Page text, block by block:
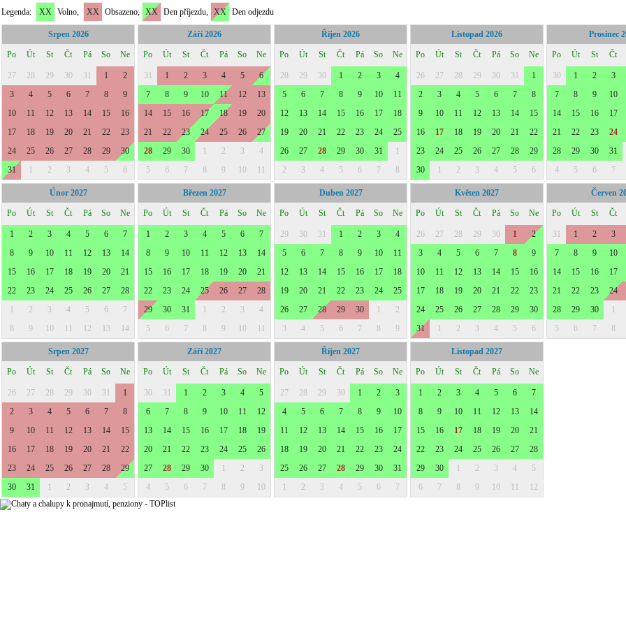
Legenda: XX Volno, XX Obsazeno, XX Den příjezdu, XX Den odjezdu
Srpen 2026
Po Út St Čt Pá So Ne
27 28 29 30 31 1
2
3
4 5 6 7 8
9
10
11 12 13 14 15
16
17
18 19 20 21 22
23
24
25 26 27 28 29
30
31
1 2 3 4 5 6
Září 2026
Po Út St Čt Pá So Ne
31 1 2 3 4 5
6
7
8 9 10 11 12
13
14
15 16 17 18 19
20
21
22 23 24 25 26
27
28
29 30 1 2 3
4
5
6 7 8 9 10 11
Říjen 2026
Po Út St Čt Pá So Ne
28 29 30 1 2 3
4
5
6 7 8 9 10
11
12
13 14 15 16 17
18
19
20 21 22 23 24
25
26
27 28 29 30 31
1
2
3 4 5 6 7 8
Listopad 2026
Po Út St Čt Pá So Ne
26 27 28 29 30 31
1
2
3 4 5 6 7
8
9
10 11 12 13 14
15
16
17 18 19 20 21
22
23
24 25 26 27 28
29
30
1 2 3 4 5 6
Prosinec
Po Út St Čt
30 1 2 3
7
8 9 10
14
15 16 17
21
22 23 24
28
29 30 31
4
5 6 7
Únor 2027
Po Út St Čt Pá So Ne
1 2 3 4 5 6
7
8
9 10 11 12 13
14
15
16 17 18 19 20
21
22
23 24 25 26 27
28
1
2 3 4 5 6
7
8
9 10 11 12 13 14
Březen 2027
Po Út St Čt Pá So Ne
1 2 3 4 5 6
7
8
9 10 11 12 13
14
15
16 17 18 19 20
21
22
23 24 25 26 27
28
29
30 31 1 2 3
4
5
6 7 8 9 10 11
Duben 2027
Po Út St Čt Pá So Ne
29 30 31 1 2 3
4
5
6 7 8 9 10
11
12
13 14 15 16 17
18
19
20 21 22 23 24
25
26
27 28 29 30 1
2
3
4 5 6 7 8 9
Květen 2027
Po Út St Čt Pá So Ne
26 27 28 29 30 1
2
3
4 5 6 7 8
9
10
11 12 13 14 15
16
17
18 19 20 21 22
23
24
25 26 27 28 29
30
31
1 2 3 4 5 6
Červen
Po Út St Čt
31 1 2 3
7
8 9 10
14
15 16 17
21
22 23 24
28
29 30 1
5
6 7 8
Srpen 2027
Po Út St Čt Pá So Ne
26 27 28 29 30 31
1
2
3 4 5 6 7
8
9
10 11 12 13 14
15
16
17 18 19 20 21
22
23
24 25 26 27 28
29
30
31 1 2 3 4 5
Září 2027
Po Út St Čt Pá So Ne
30 31 1 2 3 4
5
6
7 8 9 10 11
12
13
14 15 16 17 18
19
20
21 22 23 24 25
26
27
28 29 30 1 2
3
4
5 6 7 8 9 10
Říjen 2027
Po Út St Čt Pá So Ne
27 28 29 30 1 2
3
4
5 6 7 8 9
10
11
12 13 14 15 16
17
18
19 20 21 22 23
24
25
26 27 28 29 30
31
1
2 3 4 5 6 7
Listopad 2027
Po Út St Čt Pá So Ne
1 2 3 4 5 6
7
8
9 10 11 12 13
14
15
16 17 18 19 20
21
22
23 24 25 26 27
28
29
30 1 2 3 4
5
6
7 8 9 10 11 12